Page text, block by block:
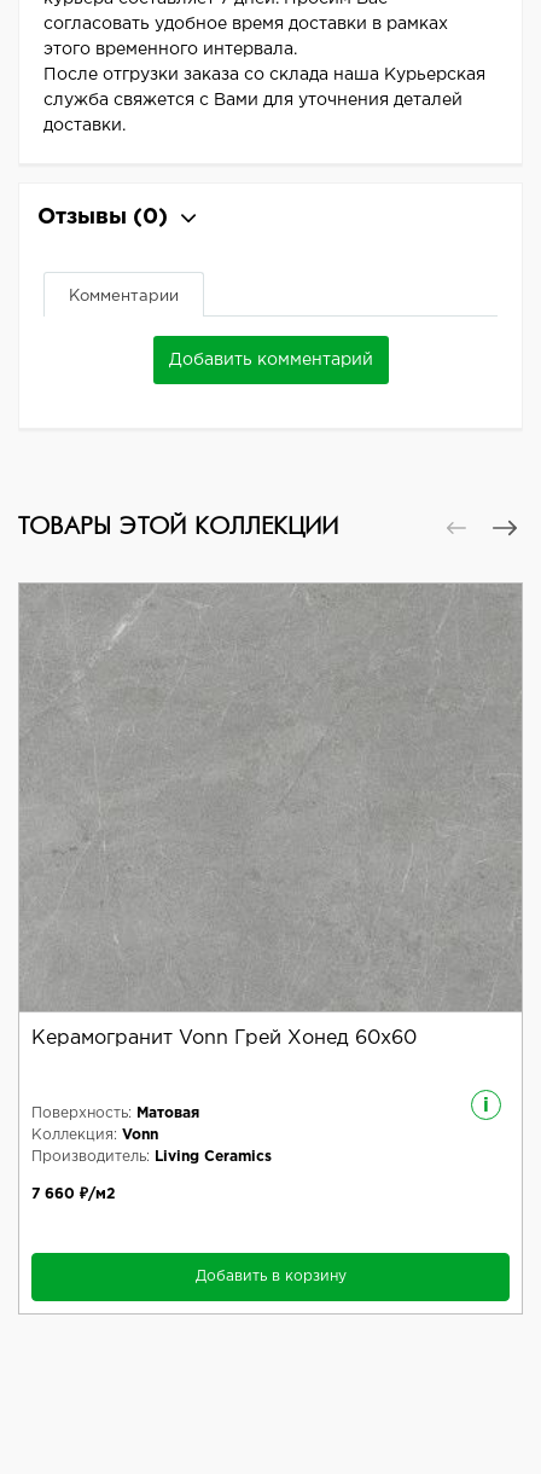
согласовать удобное время доставки в рамках
этого временного интервала.
После отгрузки заказа со склада наша Курьерская
служба свяжется с Вами для уточнения деталей
доставки.
Отзывы (0)
Комментарии
Добавить комментарий
ТОВАРЫ ЭТОЙ КОЛЛЕКЦИИ
Керамогранит Vonn Грей Хонед 60x60
i
Поверхность:
Матовая
Коллекция: Vonn
Производитель:
Living Ceramics
7 660 ₽/м2
Добавить в корзину